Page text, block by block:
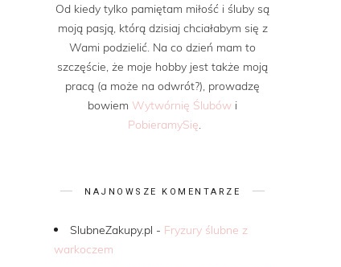
Od kiedy tylko pamiętam miłość i śluby są
moją pasją, którą dzisiaj chciałabym się z
Wami podzielić. Na co dzień mam to
szczęście, że moje hobby jest także moją
pracą (a może na odwrót?), prowadzę
bowiem Wytwórnię Ślubów i
PobieramySię
NAJNOWSZE KOMENTARZE
SlubneZakupy.pl - Fryzury ślubne z
warkoczem